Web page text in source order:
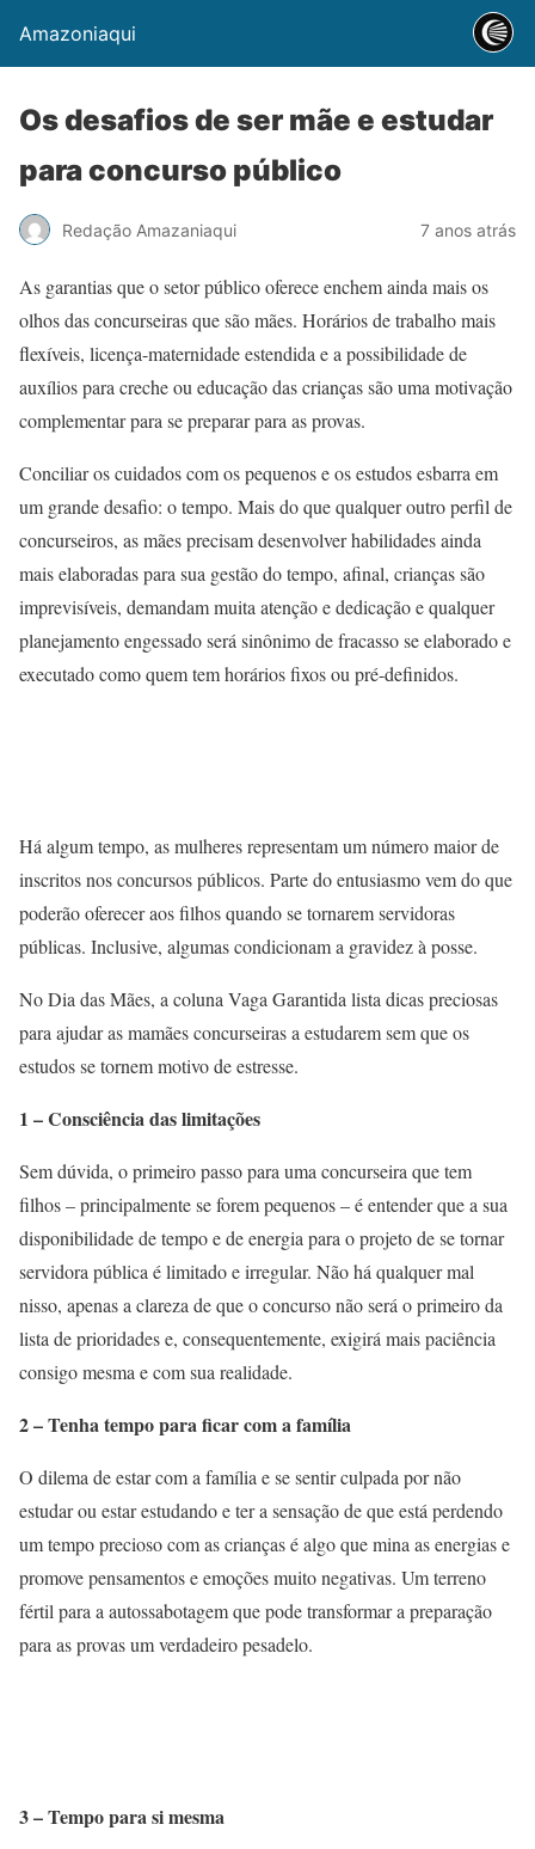
Amazoniaqui
Os desafios de ser mãe e estudar
para concurso público
Redação Amazaniaqui 7 anos atrás
As garantias que o setor público oferece enchem ainda mais os
olhos das concurseiras que são mães. Horários de trabalho mais
flexíveis, licença-maternidade estendida e a possibilidade de
auxílios para creche ou educação das crianças são uma motivação
complementar para se preparar para as provas.
Conciliar os cuidados com os pequenos e os estudos esbarra em
um grande desafio: o tempo. Mais do que qualquer outro perfil de
concurseiros, as mães precisam desenvolver habilidades ainda
mais elaboradas para sua gestão do tempo, afinal, crianças são
imprevisíveis, demandam muita atenção e dedicação e qualquer
planejamento engessado será sinônimo de fracasso se elaborado e
executado como quem tem horários fixos ou pré-definidos.
Há algum tempo, as mulheres representam um número maior de
inscritos nos concursos públicos. Parte do entusiasmo vem do que
poderão oferecer aos filhos quando se tornarem servidoras
públicas. Inclusive, algumas condicionam a gravidez à posse.
No Dia das Mães, a coluna Vaga Garantida lista dicas preciosas
para ajudar as mamães concurseiras a estudarem sem que os
estudos se tornem motivo de estresse.
1 – Consciência das limitações
Sem dúvida, o primeiro passo para uma concurseira que tem
filhos – principalmente se forem pequenos – é entender que a sua
disponibilidade de tempo e de energia para o projeto de se tornar
servidora pública é limitado e irregular. Não há qualquer mal
nisso, apenas a clareza de que o concurso não será o primeiro da
lista de prioridades e, consequentemente, exigirá mais paciência
consigo mesma e com sua realidade.
2 – Tenha tempo para ficar com a família
O dilema de estar com a família e se sentir culpada por não
estudar ou estar estudando e ter a sensação de que está perdendo
um tempo precioso com as crianças é algo que mina as energias e
promove pensamentos e emoções muito negativas. Um terreno
fértil para a autossabotagem que pode transformar a preparação
para as provas um verdadeiro pesadelo.
3 – Tempo para si mesma